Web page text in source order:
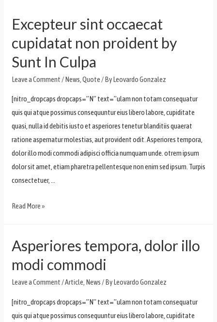
Excepteur sint occaecat
cupidatat non proident by
Sunt In Culpa
Leave a Comment /News Quote / ByLeovardo Gonzalez
[nitro_dropcaps dropcaps=”N” text=”ulam non totam consequatur
quis qui atque possimus consequuntur eius libero labore, cupiditate
quasi, nulla id debitis iusto et asperiores tenetur blanditiis quaerat
ratione aspernatur molestias, aut provident odit. Asperiores tempora,
dolor illo modi commodi adipisci officia numquam unde. otrem ipsum
dolor sit amet, etiam pharetra pellentesque non enim sed ipsum. Turpis
consectetuer, …
Read More »
Asperiores tempora, dolor illo
modi commodi
Leave a Comment /Article News / ByLeovardo Gonzalez
[nitro_dropcaps dropcaps=”N” text=”ulam non totam consequatur
quis qui atque possimus consequuntur eius libero labore, cupiditate